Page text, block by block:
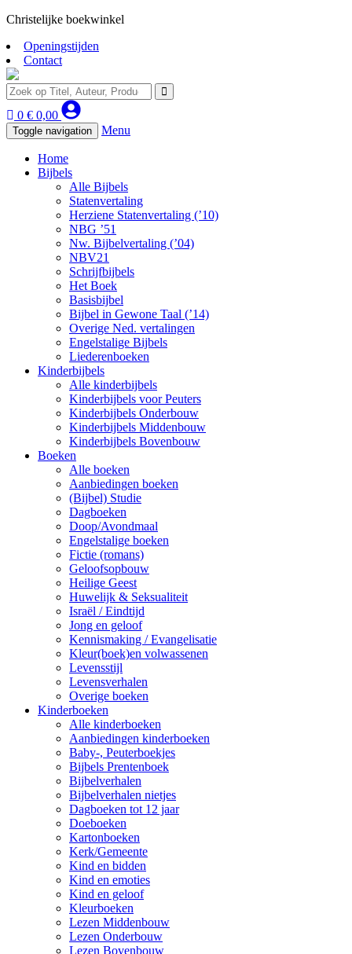
Christelijke boekwinkel
Openingstijden
Contact
0 € 0,00
Toggle navigation Menu
Home
Bijbels
Alle Bijbels
Statenvertaling
Herziene Statenvertaling (’10)
NBG ’51
Nw. Bijbelvertaling (’04)
NBV21
Schrijfbijbels
Het Boek
Basisbijbel
Bijbel in Gewone Taal (’14)
Overige Ned. vertalingen
Engelstalige Bijbels
Liederenboeken
Kinderbijbels
Alle kinderbijbels
Kinderbijbels voor Peuters
Kinderbijbels Onderbouw
Kinderbijbels Middenbouw
Kinderbijbels Bovenbouw
Boeken
Alle boeken
Aanbiedingen boeken
(Bijbel) Studie
Dagboeken
Doop/Avondmaal
Engelstalige boeken
Fictie (romans)
Geloofsopbouw
Heilige Geest
Huwelijk & Seksualiteit
Israël / Eindtijd
Jong en geloof
Kennismaking / Evangelisatie
Kleur(boek)en volwassenen
Levensstijl
Levensverhalen
Overige boeken
Kinderboeken
Alle kinderboeken
Aanbiedingen kinderboeken
Baby-, Peuterboekjes
Bijbels Prentenboek
Bijbelverhalen
Bijbelverhalen nietjes
Dagboeken tot 12 jaar
Doeboeken
Kartonboeken
Kerk/Gemeente
Kind en bidden
Kind en emoties
Kind en geloof
Kleurboeken
Lezen Middenbouw
Lezen Onderbouw
Lezen Bovenbouw